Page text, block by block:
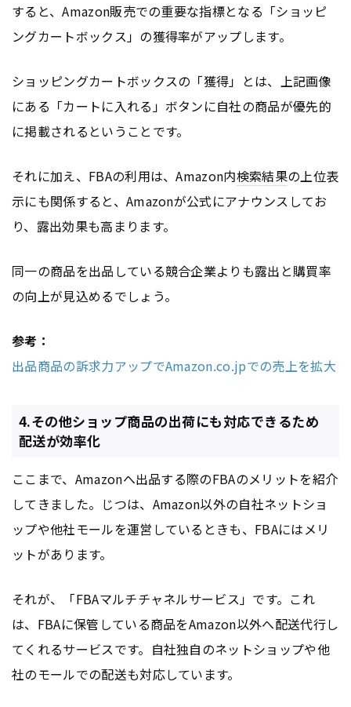
すると、Amazon販売での重要な指標となる「ショッピ
ングカートボックス」の獲得率がアップします。
ショッピングカートボックスの「獲得」とは、上記画像
にある「カートに入れる」ボタンに自社の商品が優先的
に掲載されるということです。
それに加え、FBAの利用は、Amazon内検索結果の上位表
示にも関係すると、Amazonが公式にアナウンスしてお
り、露出効果も高まります。
同一の商品を出品している競合企業よりも露出と購買率
の向上が見込めるでしょう。
参考：
出品商品の訴求力アップでAmazon.co.jpでの売上を拡大
4.その他ショップ商品の出荷にも対応できるため
配送が効率化
ここまで、Amazonへ出品する際のFBAのメリットを紹介
してきました。じつは、Amazon以外の自社ネットショ
ップや他社モールを運営しているときも、FBAにはメリ
ットがあります。
それが、「FBAマルチチャネルサービス」です。これ
は、FBAに保管している商品をAmazon以外へ配送代行し
てくれるサービスです。自社独自のネットショップや他
社のモールでの配送も対応しています。